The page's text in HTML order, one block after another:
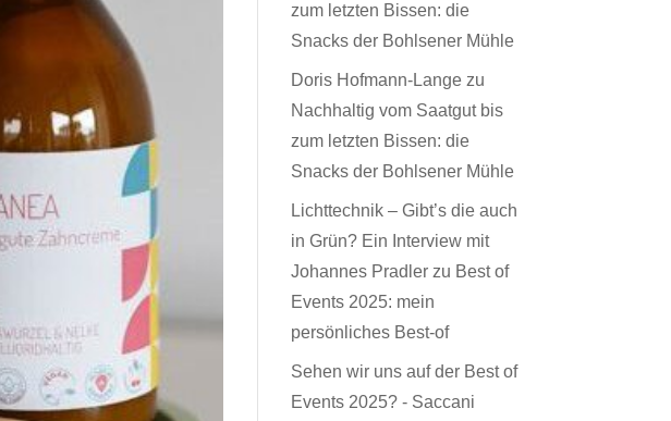
zum letzten Bissen: die
Snacks der Bohlsener Mühle
Doris Hofmann-Langezu
Nachhaltig vom Saatgut bis
zum letzten Bissen: die
Snacks der Bohlsener Mühle
Lichttechnik – Gibt’s die auch
in Grün? Ein Interview mit
Johannes Pradlerzu Best of
Events 2025: mein
persönliches Best-of
Sehen wir uns auf der Best of
Events 2025? - Saccani